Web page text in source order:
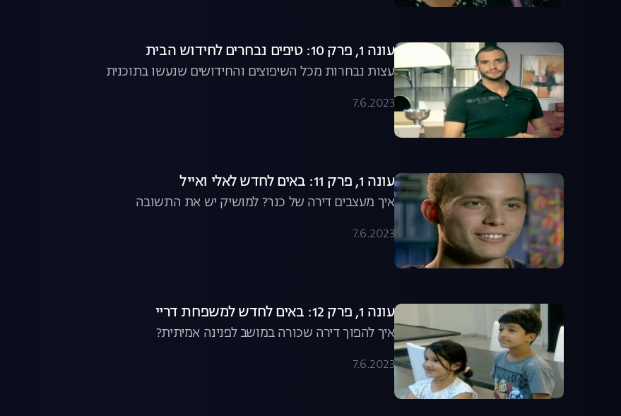
עונה 1, פרק 10: טיפים נבחרים לחידוש הבית
עצות נבחרות מכל השיפוצים והחידושים שנעשו בתוכנית
7.6.2023
עונה 1, פרק 11: באים לחדש לאלי ואייל
איך מעצבים דירה של כנר? למושיק יש את התשובה
7.6.2023
עונה 1, פרק 12: באים לחדש למשפחת דריי
איך להפוך דירה שכורה במושב לפנינה אמיתית?
7.6.2023